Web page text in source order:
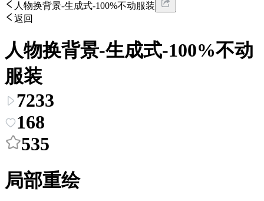
人物换背景-生成式-100%不动服装
返回
人物换背景-生成式-100%不动
服装
7233
168
535
局部重绘